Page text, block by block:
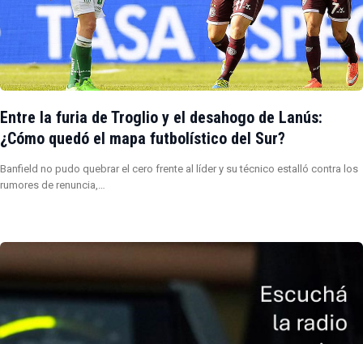
Entre la furia de Troglio y el desahogo de Lanús:
¿Cómo quedó el mapa futbolístico del Sur?
Banfield no pudo quebrar el cero frente al líder y su técnico estalló contra los
rumores de renuncia,…